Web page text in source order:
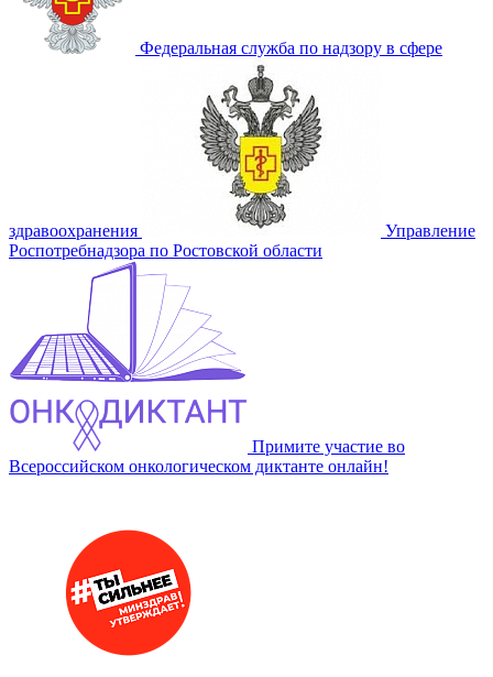
Федеральная служба по надзору в сфере
здравоохранения
Управление
Роспотребнадзора по Ростовской области
Примите участие во
Всероссийском онкологическом диктанте онлайн!